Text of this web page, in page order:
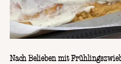
Nach Belieben mit